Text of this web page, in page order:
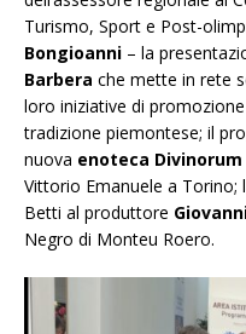
Turismo, Sport e Post-
Bongioanni – la
Barbera che mette in rete
loro iniziative di
tradizione piemontese; il
nuova enoteca Divinorum
Vittorio Emanuele a Torino;
Betti al produttore
Negro di Monteu Roero.